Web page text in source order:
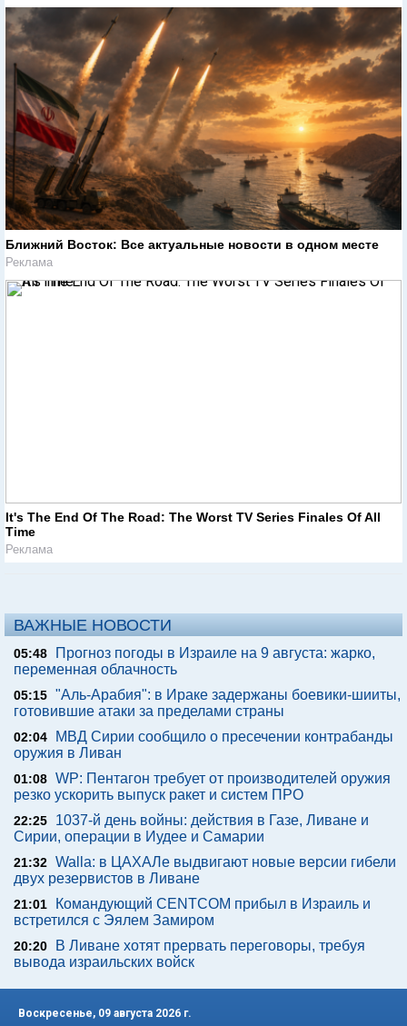
Ближний Восток: Все актуальные новости в одном месте
Реклама
It's The End Of The Road: The Worst TV Series Finales Of All
Time
Реклама
ВАЖНЫЕ НОВОСТИ
05:48
Прогноз погоды в Израиле на 9 августа: жарко,
переменная облачность
05:15 "Аль-Арабия": в Ираке задержаны боевики-шииты,
готовившие атаки за пределами страны
02:04
МВД Сирии сообщило о пресечении контрабанды
оружия в Ливан
01:08 WP: Пентагон требует от производителей оружия
резко ускорить выпуск ракет и систем ПРО
22:25
1037-й день войны: действия в Газе, Ливане и
Сирии, операции в Иудее и Самарии
21:32 Walla: в ЦАХАЛе выдвигают новые версии гибели
двух резервистов в Ливане
21:01
Командующий CENTCOM прибыл в Израиль и
встретился с Эялем Замиром
20:20
В Ливане хотят прервать переговоры, требуя
вывода израильских войск
Воскресенье, 09 августа 2026 г.